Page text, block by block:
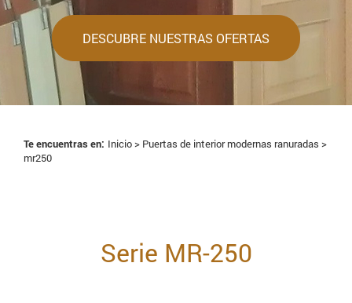
DESCUBRE NUESTRAS OFERTAS
Te encuentras en: Inicio > Puertas de interior modernas ranuradas >
mr250
Serie MR-250